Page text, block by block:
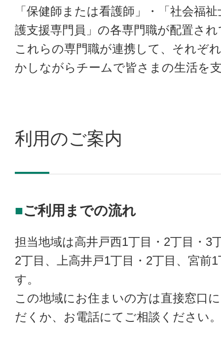
「保健師または看護師」・「社会福
護支援専門員」の各専門職が配置さ
これらの専門職が連携して、それぞ
かしながらチームで皆さまの生活を
利用のご案内
ご利用までの流れ
担当地域は高井戸西1丁目・2丁目・3
2丁目、上高井戸1丁目・2丁目、宮前
す。
この地域にお住まいの方は直接窓口
だくか、お電話にてご相談ください。